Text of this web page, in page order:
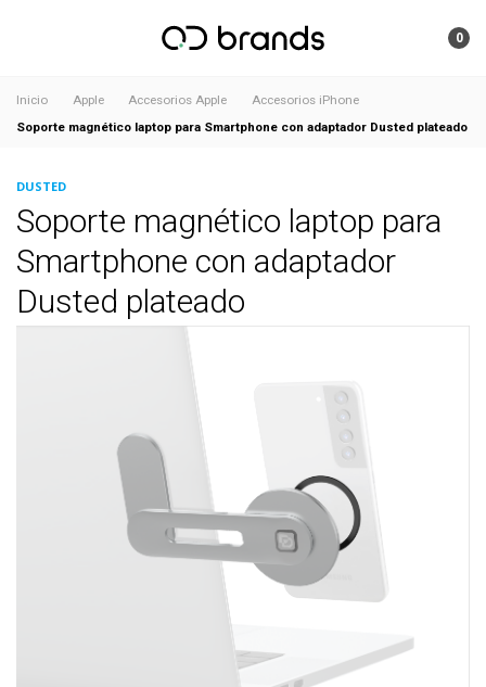
0
Inicio Apple Accesorios Apple
Accesorios iPhone
Soporte magnético laptop para Smartphone con adaptador Dusted plateado
DUSTED
Soporte magnético laptop para
Smartphone con adaptador
Dusted plateado